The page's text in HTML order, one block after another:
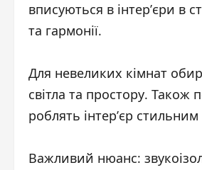
вписуються в інтер’єри в
та гармонії.
Для невеликих кімнат
світла та простору. Також
роблять інтер’єр
Важливий нюанс: